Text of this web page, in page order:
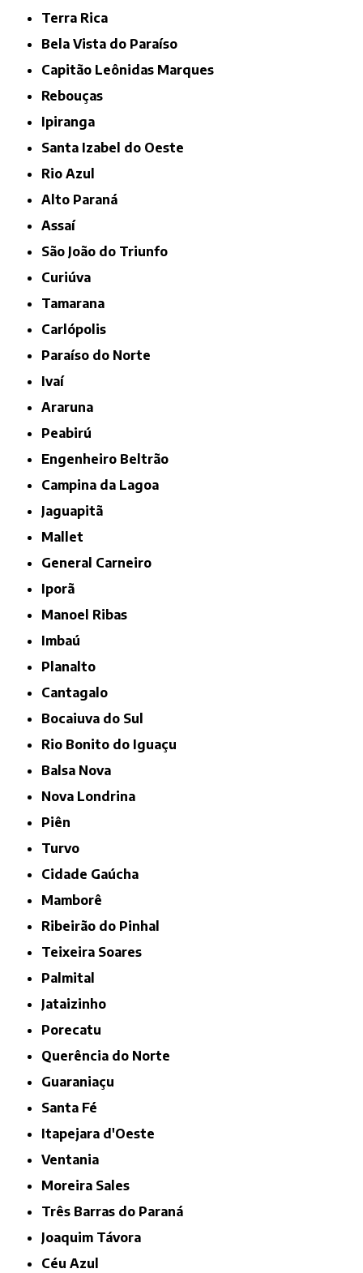
Terra Rica
Bela Vista do Paraíso
Capitão Leônidas Marques
Rebouças
Ipiranga
Santa Izabel do Oeste
Rio Azul
Alto Paraná
Assaí
São João do Triunfo
Curiúva
Tamarana
Carlópolis
Paraíso do Norte
Ivaí
Araruna
Peabirú
Engenheiro Beltrão
Campina da Lagoa
Jaguapitã
Mallet
General Carneiro
Iporã
Manoel Ribas
Imbaú
Planalto
Cantagalo
Bocaiuva do Sul
Rio Bonito do Iguaçu
Balsa Nova
Nova Londrina
Piên
Turvo
Cidade Gaúcha
Mamborê
Ribeirão do Pinhal
Teixeira Soares
Palmital
Jataizinho
Porecatu
Querência do Norte
Guaraniaçu
Santa Fé
Itapejara d'Oeste
Ventania
Moreira Sales
Três Barras do Paraná
Joaquim Távora
Céu Azul